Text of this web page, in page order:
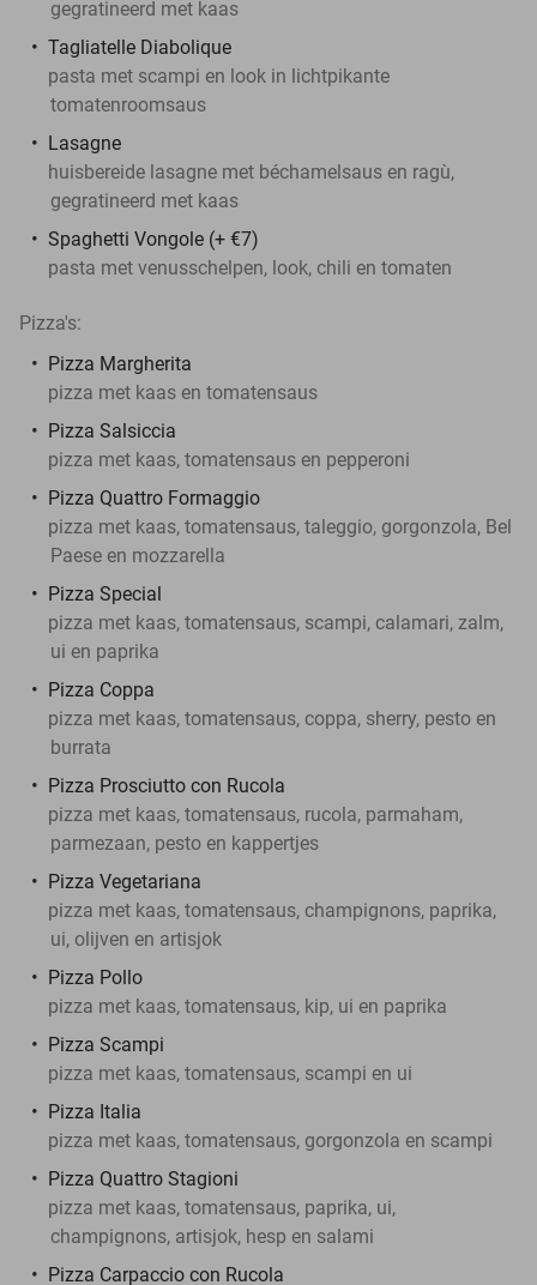
gegratineerd met kaas
Tagliatelle Diabolique
pasta met scampi en look in lichtpikante
tomatenroomsaus
Lasagne
huisbereide lasagne met béchamelsaus en ragù,
gegratineerd met kaas
Spaghetti Vongole (+ €7)
pasta met venusschelpen, look, chili en tomaten
Pizza's:
Pizza Margherita
pizza met kaas en tomatensaus
Pizza Salsiccia
pizza met kaas, tomatensaus en pepperoni
Pizza Quattro Formaggio
pizza met kaas, tomatensaus, taleggio, gorgonzola, Bel
Paese en mozzarella
Pizza Special
pizza met kaas, tomatensaus, scampi, calamari, zalm,
ui en paprika
Pizza Coppa
pizza met kaas, tomatensaus, coppa, sherry, pesto en
burrata
Pizza Prosciutto con Rucola
pizza met kaas, tomatensaus, rucola, parmaham,
parmezaan, pesto en kappertjes
Pizza Vegetariana
pizza met kaas, tomatensaus, champignons, paprika,
ui, olijven en artisjok
Pizza Pollo
pizza met kaas, tomatensaus, kip, ui en paprika
Pizza Scampi
pizza met kaas, tomatensaus, scampi en ui
Pizza Italia
pizza met kaas, tomatensaus, gorgonzola en scampi
Pizza Quattro Stagioni
pizza met kaas, tomatensaus, paprika, ui,
champignons, artisjok, hesp en salami
Pizza Carpaccio con Rucola